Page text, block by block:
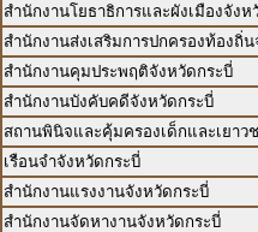
สำนักงานโยธาธิการและผังเมืองจังห
สำนักงานส่งเสริมการปกครองท้องถิ่
สำนักงานคุมประพฤติจังหวัดกระบี่
สำนักงานบังคับคดีจังหวัดกระบี่
สถานพินิจและคุ้มครองเด็กและเยาว
เรือนจำจังหวัดกระบี่
สำนักงานแรงงานจังหวัดกระบี่
สำนักงานจัดหางานจังหวัดกระบี่